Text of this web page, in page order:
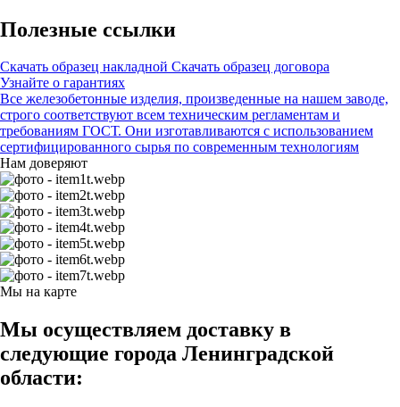
Полезные ссылки
Скачать образец накладной Скачать образец договора
Узнайте о гарантиях
Все железобетонные изделия, произведенные на нашем заводе,
строго соответствуют всем техническим регламентам и
требованиям ГОСТ. Они изготавливаются с использованием
сертифицированного сырья по современным технологиям
Нам доверяют
Мы на карте
Мы осуществляем доставку в
следующие города Ленинградской
области: